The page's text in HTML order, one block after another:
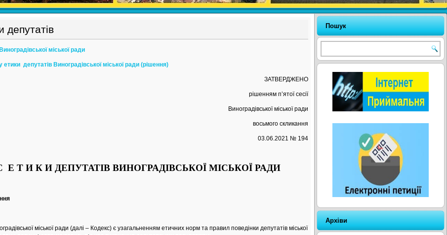
депутатів
міської ради
етики депутатів Виноградівської міської ради (рішення)
ЗАТВЕРДЖЕНО
рішенням п’ятої сесії
Виноградівської міської ради
восьмого скликання
03.06.2021 № 194
Е Т И К И ДЕПУТАТІВ ВИНОГРАДІВСЬКОЇ МІСЬКОЇ РАДИ
міської ради (далі – Кодекс) є узагальненням етичних норм та правил поведінки депутатів міської
Пошук
Архіви